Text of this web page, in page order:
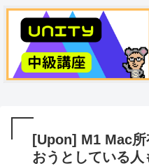
[Upon] M1 Mac
おうとしている